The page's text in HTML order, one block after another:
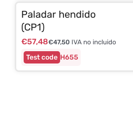
H655
Paladar hendido
(CP1)
€57,48€47,50 IVA no incluido